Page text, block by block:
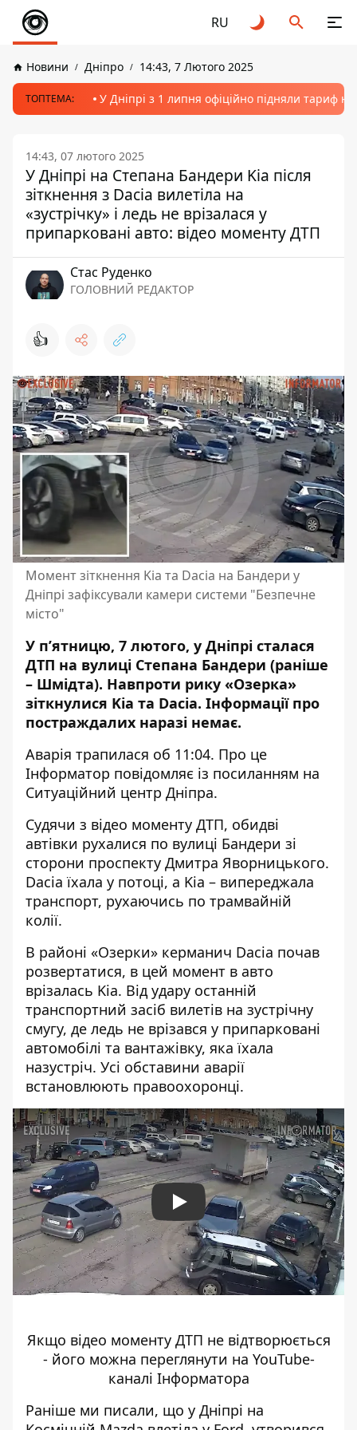
RU
Новини Дніпро 14:43, 7 Лютого 2025
ТОПТЕМА: У Дніпрі з 1 липня офіційно підняли тариф
14:43, 07 лютого 2025
У Дніпрі на Степана Бандери Kia після
зіткнення з Dacia вилетіла на
«зустрічку» і ледь не врізалася у
припарковані авто: відео моменту ДТП
Стас Руденко
ГОЛОВНИЙ РЕДАКТОР
👍
Момент зіткнення Kia та Dacia на Бандери у
Дніпрі зафіксували камери системи "Безпечне
місто"
У п’ятницю, 7 лютого, у Дніпрі сталася
ДТП на вулиці Степана Бандери (раніше
– Шмідта). Навпроти рику «Озерка»
зіткнулися Kia та Dacia. Інформації про
постраждалих наразі немає.
Аварія трапилася об 11:04. Про це
Інформатор повідомляє із посиланням на
Ситуаційний центр Дніпра.
Судячи з відео моменту ДТП, обидві
автівки рухалися по вулиці Бандери зі
сторони проспекту Дмитра Яворницького.
Dacia їхала у потоці, а Kia – випереджала
транспорт, рухаючись по трамвайній
колії.
В районі «Озерки» керманич Dacia почав
розвертатися, в цей момент в авто
врізалась Kia. Від удару останній
транспортний засіб вилетів на зустрічну
смугу, де ледь не врізався у припарковані
автомобілі та вантажівку, яка їхала
назустріч. Усі обставини аварії
встановлюють правоохоронці.
Play
Якщо відео моменту ДТП не відтворюється
- його можна переглянути на YouTube-
каналі Інформатора
Раніше ми писали, що у Дніпрі на